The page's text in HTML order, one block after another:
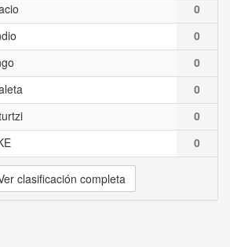
0
0
0
0
0
0
clasificación completa